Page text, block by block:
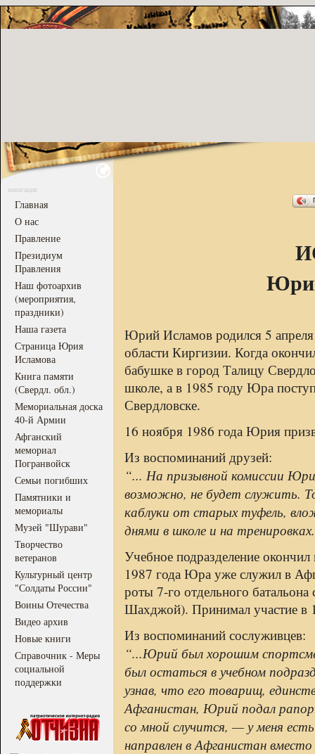
навигация
Главная
О нас
Правление
Президиум
Правления
Наш фотоархив
(мероприятия,
праздники)
Наша газета
Страница Юрия
Исламова
Книга памяти
(Свердл. обл.)
Мемориальная доска
40-й Армии
Афганский
мемориал
Погранвойск
Семьи погибших
Памятники и
мемориалы
Музей "Шурави"
Творчество
ветеранов
Культурный центр
"Солдаты России"
Воины Отечества
Видео архив
Новые книги
Справочник - Меры
социальной
поддержки
Юрий Исламов родился 5
области Киргизии. Когда
бабушке в город Талицу
школе, а в 1985 году Юра
Свердловске.
16 ноября 1986 года Юрия
Из воспоминаний друзей:
“... На призывной комиссии
возможно, не будет служить.
каблуки от старых туфель,
днями в школе и на
Учебное подразделение
1987 года Юра уже служил в
роты 7-го отдельного
Шахджой). Принимал участие в
Из воспоминаний сослуживцев:
“...Юрий был хорошим
был остаться в учебном
узнав, что его товарищ,
Афганистан, Юрий подал
со мной случится, — у меня
направлен в Афганистан